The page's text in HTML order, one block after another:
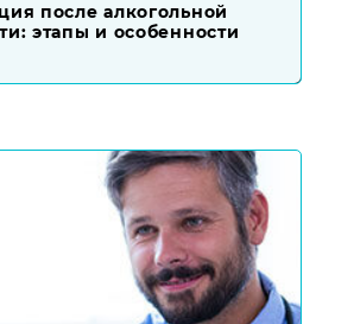
после алкогольной
этапы и особенности